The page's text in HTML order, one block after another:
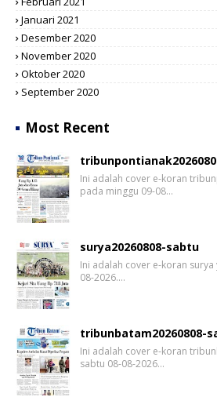
Januari 2021
Desember 2020
November 2020
Oktober 2020
September 2020
Most Recent
Ini adalah cover e-koran
pada minggu 09-08…
surya20260808-sabtu
Ini adalah cover e-koran
08-2026.…
tribunbatam20260808-
Ini adalah cover e-koran
sabtu 08-08-2026…